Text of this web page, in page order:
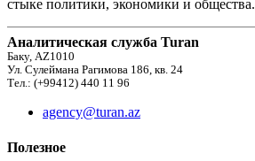
стыке политики, экономики и общества.
Аналитическая служба Turan
Баку, AZ1010
Ул. Сулеймана Рагимова 186, кв. 24
Тел.: (+99412) 440 11 96
agency@turan.az
Полезное